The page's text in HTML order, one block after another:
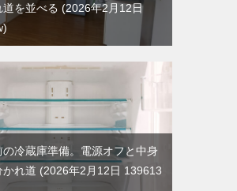
を並べる
2026年2月12日
の冷蔵庫準備。電源オフと中身
かれ道
2026年2月12日 139613